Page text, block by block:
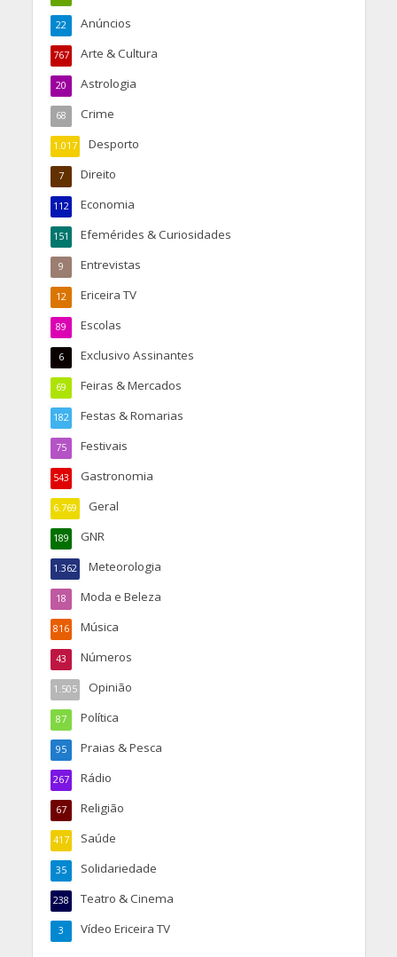
Anúncios
22
Arte & Cultura
767
Astrologia
20
Crime
68
Desporto
1.017
Direito
7
Economia
112
Efemérides & Curiosidades
151
Entrevistas
9
Ericeira TV
12
Escolas
89
Exclusivo Assinantes
6
Feiras & Mercados
69
Festas & Romarias
182
Festivais
75
Gastronomia
543
Geral
6.769
GNR
189
Meteorologia
1.362
Moda e Beleza
18
Música
816
Números
43
Opinião
1.505
Política
87
Praias & Pesca
95
Rádio
267
Religião
67
Saúde
417
Solidariedade
35
Teatro & Cinema
238
Vídeo Ericeira TV
3